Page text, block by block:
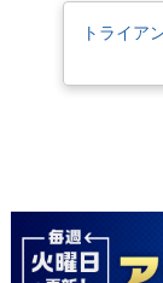
2018年 Bonneville
T120・カラーチェン
ジ
トライア